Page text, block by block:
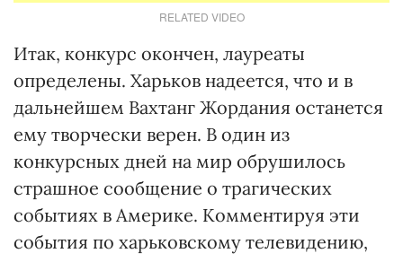
RELATED VIDEO
Итак, конкурс окончен, лауреаты
определены. Харьков надеется, что и в
дальнейшем Вахтанг Жордания останется
ему творчески верен. В один из
конкурсных дней на мир обрушилось
страшное сообщение о трагических
событиях в Америке. Комментируя эти
события по харьковскому телевидению,